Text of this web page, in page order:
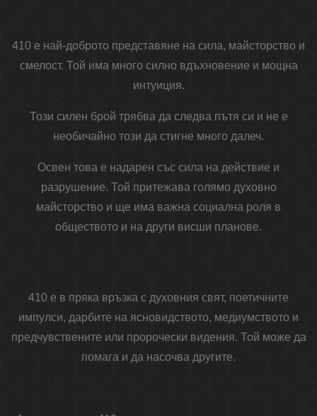
410 е най-доброто представяне на сила, майсторство и
смелост. Той има много силно вдъхновение и мощна
интуиция.
Този силен брой трябва да следва пътя си и не е
необичайно този да стигне много далеч.
Освен това е надарен със сила на действие и
разрушение. Той притежава голямо духовно
майсторство и ще има важна социална роля в
обществото и на други висши планове.
410 е в пряка връзка с духовния свят, поетичните
импулси, дарбите на ясновидството, медиумството и
предчувствените или пророчески видения. Той може да
помага и да насочва другите.